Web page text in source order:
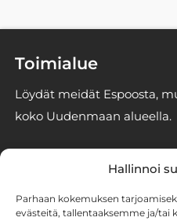
Hallinnoi
Parhaan kokemuksen
evästeitä, tallentaaksemme ja/tai
Toimialue
Löydät meidät Espoosta,
koko Uudenmaan alueella.
050 3293246